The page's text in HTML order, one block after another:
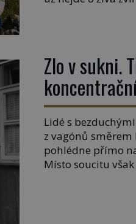
Zlo v sukni.
Lidé s
z vagónů směrem
pohlédne přímo
Místo soucitu